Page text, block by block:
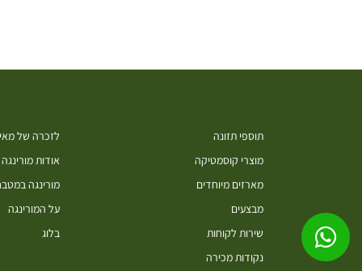
תוספי תזונה
מוצרי קוסמטיקה
מארזים מיוחדים
מבצעים
שירות לקוחות
נקודות מכירה
לזכרה של
אודות מורינגה
מורינגה
על המורינגה
בלוג